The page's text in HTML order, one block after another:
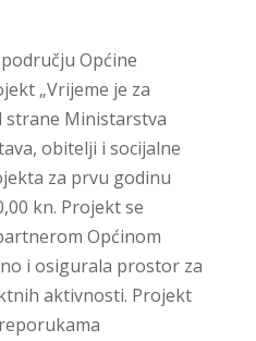
području Općine
„Vrijeme je za
strane Ministarstva
obitelji i socijalne
za prvu godinu
kn. Projekt se
Općinom
i osigurala prostor za
aktivnosti. Projekt